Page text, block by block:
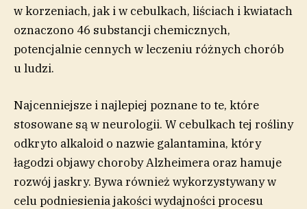
w korzeniach, jak i w cebulkach, liściach i kwiatach
oznaczono 46 substancji chemicznych,
potencjalnie cennych w leczeniu różnych chorób
u ludzi.
Najcenniejsze i najlepiej poznane to te, które
stosowane są w neurologii. W cebulkach tej rośliny
odkryto alkaloid o nazwie galantamina, który
łagodzi objawy choroby Alzheimera oraz hamuje
rozwój jaskry. Bywa również wykorzystywany w
celu podniesienia jakości wydajności procesu